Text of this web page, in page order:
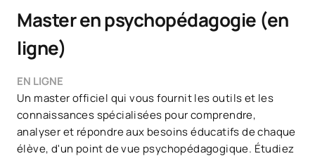
Accès et admission
Bourses et aides financières
Master en psychopédagogie (en
ligne)
EN LIGNE
Un master officiel qui vous fournit les outils et les
connaissances spécialisées pour comprendre,
analyser et répondre aux besoins éducatifs de chaque
élève, d'un point de vue psychopédagogique. Étudiez